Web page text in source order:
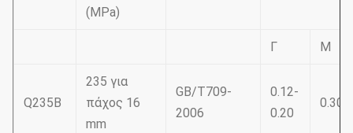
(MPa)
Γ Μ
Q235B
235 για
πάχος 16
mm
GB/T709-
2006
0.12-
0.20
0.30-